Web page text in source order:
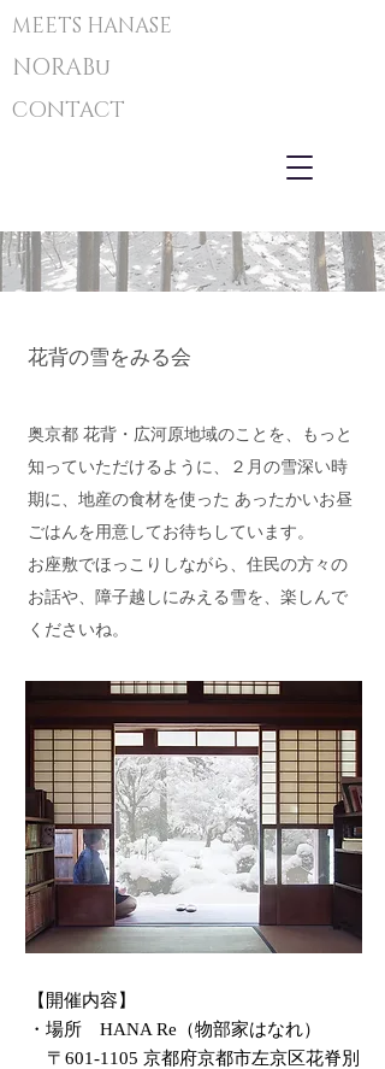
CONTACT
MEETS HANASE
NORABu
花背の雪をみる会
奥京都 花背・広河原地域のことを、もっと
知っていただけるように、２月の雪深い時
期に、地産の食材を使った あったかいお昼
ごはんを用意してお待ちしています。
お座敷でほっこりしながら、住民の方々の
お話や、障子越しにみえる雪を、楽しんで
くださいね。
【開催内容】
・場所 HANA Re（物部家はなれ）
〒601-1105 京都府京都市左京区花脊別